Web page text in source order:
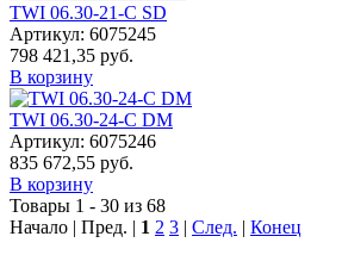
TWI 06.30-21-C SD
Артикул: 6075245
798 421,35 руб.
В корзину
TWI 06.30-24-C DM
Артикул: 6075246
835 672,55 руб.
В корзину
Товары 1 - 30 из 68
Начало | Пред. | 1 2 3 | След. | Конец